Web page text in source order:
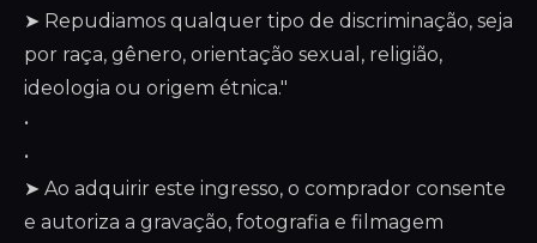
➤ Repudiamos qualquer tipo de discriminação, seja
por raça, gênero, orientação sexual, religião,
ideologia ou origem étnica."
•
•
➤ Ao adquirir este ingresso, o comprador consente
e autoriza a gravação, fotografia e filmagem